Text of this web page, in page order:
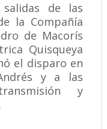
salidas de las
la Compañía
de Macorís
Quisqueya
el disparo en
y a las
y